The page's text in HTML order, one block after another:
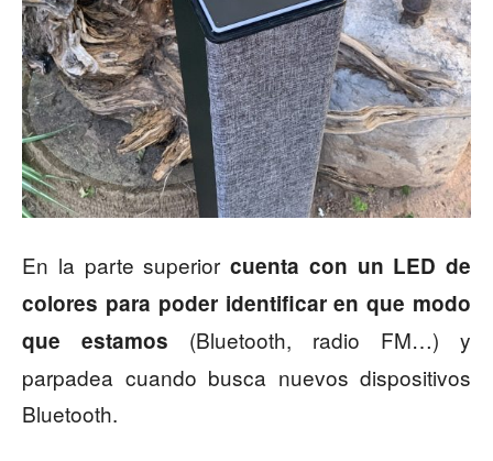
En la parte superior cuenta con un LED de
colores para poder identificar en que modo
que estamos (Bluetooth, radio FM…) y
parpadea cuando busca nuevos dispositivos
Bluetooth.